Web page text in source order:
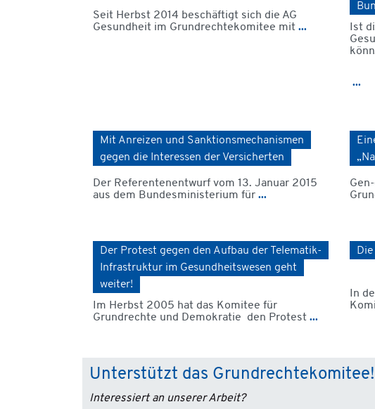
Seit Herbst 2014 beschäftigt sich die AG
Gesundheit im Grundrechtekomitee mit ...
Ist
...
Mit Anreizen und Sanktionsmechanismen
gegen die Interessen der Versicherten
Der Referentenentwurf vom 13. Januar 2015
aus dem Bundesministerium für ...
Der Protest gegen den Aufbau der Telematik-
Infrastruktur im Gesundheitswesen geht
weiter!
Im Herbst 2005 hat das Komitee für
Grundrechte und Demokratie den Protest ...
In
Unterstützt das Grundrechtekomitee!
Interessiert an unserer Arbeit?